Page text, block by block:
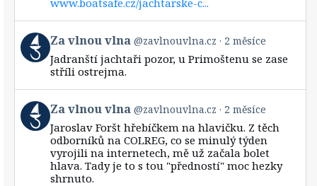
www.boatsafe.cz/jachtarske-c...
View
post
by
vlnou
vlna
on
Bluesky
Za vlnou vlna @zavlnouvlna.cz 2 měsíce
Jadranští jachtaři pozor, u Primoštenu se zase
stříli ostrejma.
View
post
by
Za vlnou vlna @zavlnouvlna.cz 2 měsíce
Jaroslav Foršt hřebíčkem na hlavičku. Z těch
odborníků na COLREG, co se minulý týden
vyrojili na internetech, mě už začala bolet
hlava. Tady je to s tou "předností" moc hezky
shrnuto.